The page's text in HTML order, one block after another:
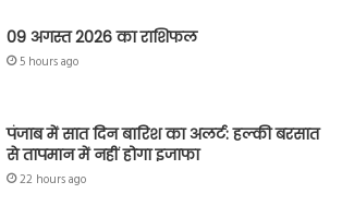
09 अगस्त 2026 का राशिफल
5 hours ago
पंजाब में सात दिन बारिश का अलर्ट: हल्की बरसात
से तापमान में नहीं होगा इजाफा
22 hours ago